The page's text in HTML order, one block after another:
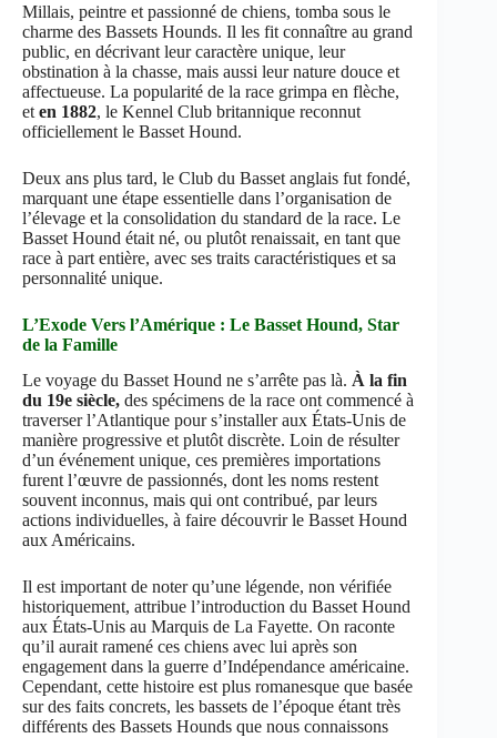
Millais, peintre et passionné de chiens, tomba sous le
charme des Bassets Hounds. Il les fit connaître au grand
public, en décrivant leur caractère unique, leur
obstination à la chasse, mais aussi leur nature douce et
affectueuse. La popularité de la race grimpa en flèche,
et en 1882, le Kennel Club britannique reconnut
officiellement le Basset Hound.
Deux ans plus tard, le Club du Basset anglais fut fondé,
marquant une étape essentielle dans l’organisation de
l’élevage et la consolidation du standard de la race. Le
Basset Hound était né, ou plutôt renaissait, en tant que
race à part entière, avec ses traits caractéristiques et sa
personnalité unique.
L’Exode Vers l’Amérique : Le Basset Hound, Star
de la Famille
Le voyage du Basset Hound ne s’arrête pas là. À la fin
du 19e siècle, des spécimens de la race ont commencé à
traverser l’Atlantique pour s’installer aux États-Unis de
manière progressive et plutôt discrète. Loin de résulter
d’un événement unique, ces premières importations
furent l’œuvre de passionnés, dont les noms restent
souvent inconnus, mais qui ont contribué, par leurs
actions individuelles, à faire découvrir le Basset Hound
aux Américains.
Il est important de noter qu’une légende, non vérifiée
historiquement, attribue l’introduction du Basset Hound
aux États-Unis au Marquis de La Fayette. On raconte
qu’il aurait ramené ces chiens avec lui après son
engagement dans la guerre d’Indépendance américaine.
Cependant, cette histoire est plus romanesque que basée
sur des faits concrets, les bassets de l’époque étant très
différents des Bassets Hounds que nous connaissons